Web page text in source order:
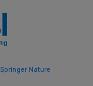
Springer Nature